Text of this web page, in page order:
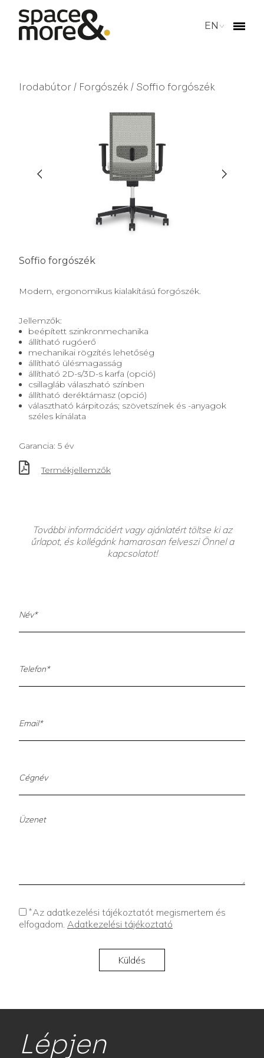
EN
Irodabútor/ Forgószék/ Soffio forgószék
Soffio forgószék
Modern, ergonomikus kialakítású forgószék.
Jellemzők:
beépített szinkronmechanika
állítható rugóerő
mechanikai rögzítés lehetőség
állítható ülésmagasság
állítható 2D-s/3D-s karfa (opció)
csillagláb válaszható színben
állítható deréktámasz (opció)
választható kárpitozás; szövetszínek és -anyagok
széles kínálata
Garancia: 5 év
Termékjellemzők
További információért vagy ajánlatért töltse ki az
űrlapot, és kollégánk hamarosan felveszi Önnel a
kapcsolatot!
*Az adatkezelési tájékoztatót megismertem és
elfogadom. Adatkezelési tájékoztató
Lépjen